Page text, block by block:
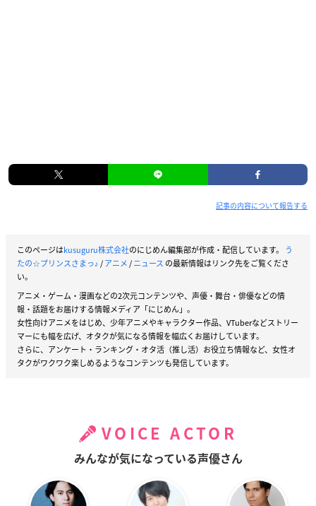
記事の内容について報告する
このページはkusuguru株式会社のにじめん編集部が作成・配信しています。
う
たの☆プリンスさまっ♪/アニメ/ニュース の最新情報はリンク先をご覧くださ
い。
アニメ・ゲーム・漫画などの2次元コンテンツや、声優・舞台・俳優などの情
報・話題をお届けする情報メディア「にじめん」。
女性向けアニメをはじめ、少年アニメやキャラクター作品、VTuberなどストリー
マーにも幅を広げ、オタクが気になる情報を幅広くお届けしています。
さらに、アンケート・ランキング・オタ活（推し活）お役立ち情報など、女性オ
タクがワクワク楽しめるようなコンテンツも発信しています。
VOICE ACTOR
みんなが気になっている声優さん